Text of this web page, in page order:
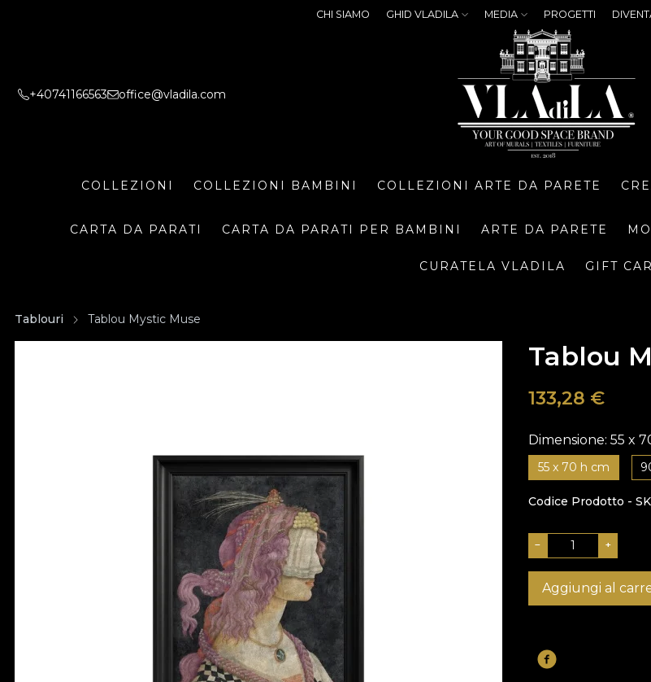
CHI SIAMO GHID VLADILA MEDIA PROGETTI
+40741166563 office@vladila.com
COLLEZIONI COLLEZIONI BAMBINI COLLEZIONI ARTE DA PARETE
CARTA DA PARATI CARTA DA PARATI PER BAMBINI ARTE DA PARETE
CURATELA VLADILA GIFT
Tablouri Tablou Mystic Muse
Tablou
133,28 €
Dimensione: 55 x
55 x 70 h cm
Codice Prodotto -
− +
Aggiungi al